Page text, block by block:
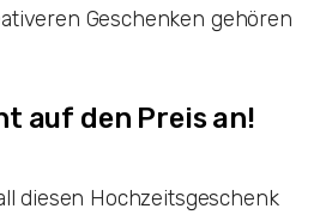
Geschenken gehören
auf den Preis an!
diesen Hochzeitsgeschenk